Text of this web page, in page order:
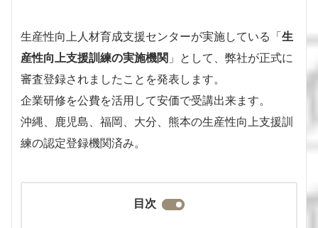
生産性向上人材育成支援センターが実施している「生
産性向上支援訓練の実施機関 」として、弊社が正式に
審査登録されましたことを発表します。
企業研修を公費を活用して安価で受講出来ます。
沖縄、鹿児島、福岡、大分、熊本の生産性向上支援訓
練の認定登録機関済み。
目次